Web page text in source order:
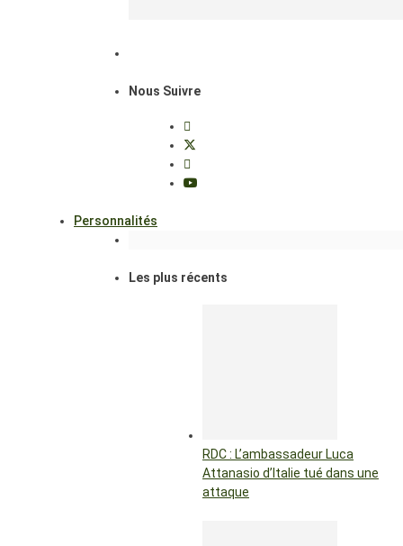
Nous Suivre
Personnalités
Les plus récents
RDC : L’ambassadeur Luca
Attanasio d’Italie tué dans une
attaque